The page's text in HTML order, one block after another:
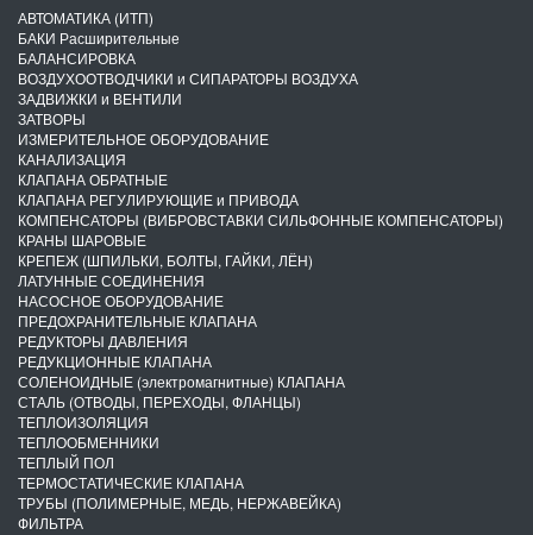
АВТОМАТИКА (ИТП)
БАКИ Расширительные
БАЛАНСИРОВКА
ВОЗДУХООТВОДЧИКИ и СИПАРАТОРЫ ВОЗДУХА
ЗАДВИЖКИ и ВЕНТИЛИ
ЗАТВОРЫ
ИЗМЕРИТЕЛЬНОЕ ОБОРУДОВАНИЕ
КАНАЛИЗАЦИЯ
КЛАПАНА ОБРАТНЫЕ
КЛАПАНА РЕГУЛИРУЮЩИЕ и ПРИВОДА
КОМПЕНСАТОРЫ (ВИБРОВСТАВКИ СИЛЬФОННЫЕ КОМПЕНСАТОРЫ)
КРАНЫ ШАРОВЫЕ
КРЕПЕЖ (ШПИЛЬКИ, БОЛТЫ, ГАЙКИ, ЛЁН)
ЛАТУННЫЕ СОЕДИНЕНИЯ
НАСОСНОЕ ОБОРУДОВАНИЕ
ПРЕДОХРАНИТЕЛЬНЫЕ КЛАПАНА
РЕДУКТОРЫ ДАВЛЕНИЯ
РЕДУКЦИОННЫЕ КЛАПАНА
СОЛЕНОИДНЫЕ (электромагнитные) КЛАПАНА
СТАЛЬ (ОТВОДЫ, ПЕРЕХОДЫ, ФЛАНЦЫ)
ТЕПЛОИЗОЛЯЦИЯ
ТЕПЛООБМЕННИКИ
ТЕПЛЫЙ ПОЛ
ТЕРМОСТАТИЧЕСКИЕ КЛАПАНА
ТРУБЫ (ПОЛИМЕРНЫЕ, МЕДЬ, НЕРЖАВЕЙКА)
ФИЛЬТРА